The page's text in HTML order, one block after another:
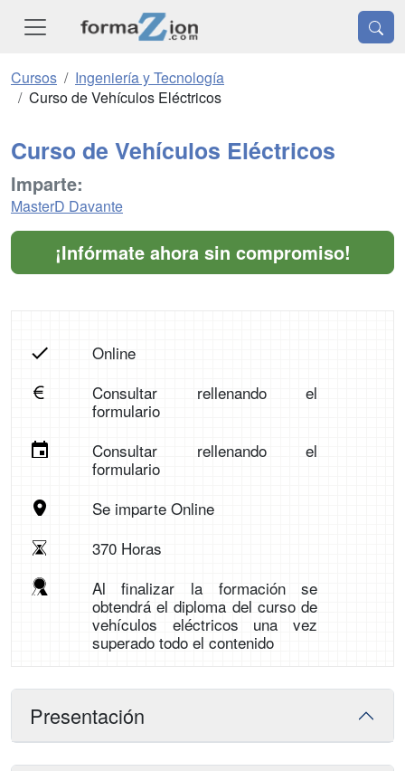
Cursos
Ingeniería y Tecnología
Curso de Vehículos Eléctricos
Curso de Vehículos Eléctricos
Imparte:
MasterD Davante
¡Infórmate ahora sin compromiso!
Online
Consultar rellenando el
formulario
Consultar rellenando el
formulario
Se imparte Online
370 Horas
Al finalizar la formación se
obtendrá el diploma del curso de
vehículos eléctricos una vez
superado todo el contenido
Presentación